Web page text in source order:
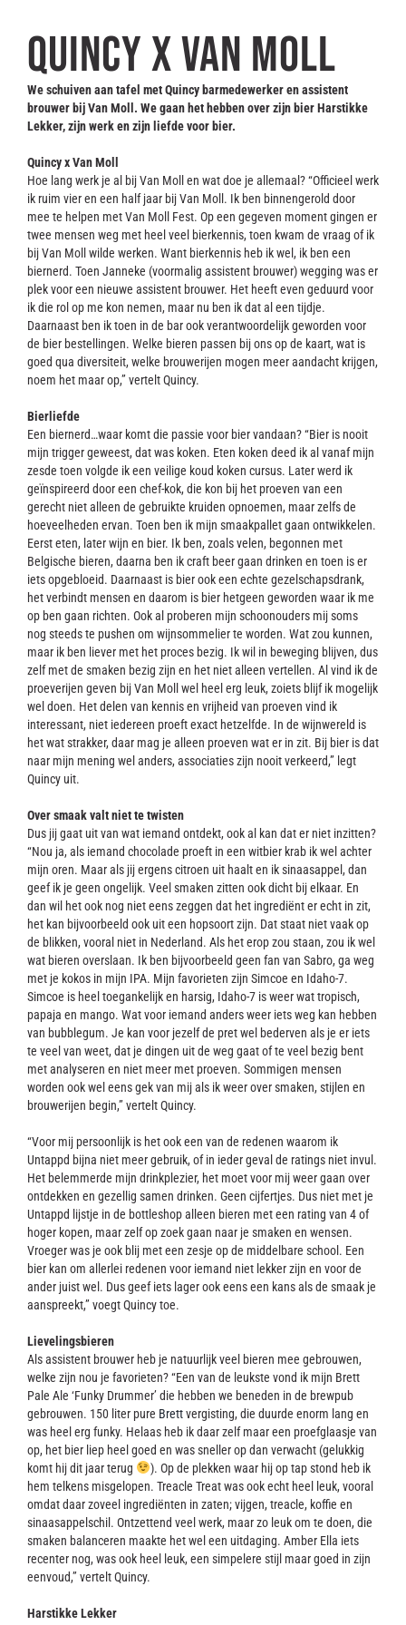
Quincy x Van Moll
We schuiven aan tafel met Quincy barmedewerker en assistent
brouwer bij Van Moll. We gaan het hebben over zijn bier Harstikke
Lekker, zijn werk en zijn liefde voor bier.
Quincy x Van Moll
Hoe lang werk je al bij Van Moll en wat doe je allemaal? “Officieel werk
ik ruim vier en een half jaar bij Van Moll. Ik ben binnengerold door
mee te helpen met Van Moll Fest. Op een gegeven moment gingen er
twee mensen weg met heel veel bierkennis, toen kwam de vraag of ik
bij Van Moll wilde werken. Want bierkennis heb ik wel, ik ben een
biernerd. Toen Janneke (voormalig assistent brouwer) wegging was er
plek voor een nieuwe assistent brouwer. Het heeft even geduurd voor
ik die rol op me kon nemen, maar nu ben ik dat al een tijdje.
Daarnaast ben ik toen in de bar ook verantwoordelijk geworden voor
de bier bestellingen. Welke bieren passen bij ons op de kaart, wat is
goed qua diversiteit, welke brouwerijen mogen meer aandacht krijgen,
noem het maar op,” vertelt Quincy.
Bierliefde
Een biernerd…waar komt die passie voor bier vandaan? “Bier is nooit
mijn trigger geweest, dat was koken. Eten koken deed ik al vanaf mijn
zesde toen volgde ik een veilige koud koken cursus. Later werd ik
geïnspireerd door een chef-kok, die kon bij het proeven van een
gerecht niet alleen de gebruikte kruiden opnoemen, maar zelfs de
hoeveelheden ervan. Toen ben ik mijn smaakpallet gaan ontwikkelen.
Eerst eten, later wijn en bier. Ik ben, zoals velen, begonnen met
Belgische bieren, daarna ben ik craft beer gaan drinken en toen is er
iets opgebloeid. Daarnaast is bier ook een echte gezelschapsdrank,
het verbindt mensen en daarom is bier hetgeen geworden waar ik me
op ben gaan richten. Ook al proberen mijn schoonouders mij soms
nog steeds te pushen om wijnsommelier te worden. Wat zou kunnen,
maar ik ben liever met het proces bezig. Ik wil in beweging blijven, dus
zelf met de smaken bezig zijn en het niet alleen vertellen. Al vind ik de
proeverijen geven bij Van Moll wel heel erg leuk, zoiets blijf ik mogelijk
wel doen. Het delen van kennis en vrijheid van proeven vind ik
interessant, niet iedereen proeft exact hetzelfde. In de wijnwereld is
het wat strakker, daar mag je alleen proeven wat er in zit. Bij bier is dat
naar mijn mening wel anders, associaties zijn nooit verkeerd,” legt
Quincy uit.
Over smaak valt niet te twisten
Dus jij gaat uit van wat iemand ontdekt, ook al kan dat er niet inzitten?
“Nou ja, als iemand chocolade proeft in een witbier krab ik wel achter
mijn oren. Maar als jij ergens citroen uit haalt en ik sinaasappel, dan
geef ik je geen ongelijk. Veel smaken zitten ook dicht bij elkaar. En
dan wil het ook nog niet eens zeggen dat het ingrediënt er echt in zit,
het kan bijvoorbeeld ook uit een hopsoort zijn. Dat staat niet vaak op
de blikken, vooral niet in Nederland. Als het erop zou staan, zou ik wel
wat bieren overslaan. Ik ben bijvoorbeeld geen fan van Sabro, ga weg
met je kokos in mijn IPA. Mijn favorieten zijn Simcoe en Idaho-7.
Simcoe is heel toegankelijk en harsig, Idaho-7 is weer wat tropisch,
papaja en mango. Wat voor iemand anders weer iets weg kan hebben
van bubblegum. Je kan voor jezelf de pret wel bederven als je er iets
te veel van weet, dat je dingen uit de weg gaat of te veel bezig bent
met analyseren en niet meer met proeven. Sommigen mensen
worden ook wel eens gek van mij als ik weer over smaken, stijlen en
brouwerijen begin,” vertelt Quincy.
“Voor mij persoonlijk is het ook een van de redenen waarom ik
Untappd bijna niet meer gebruik, of in ieder geval de ratings niet invul.
Het belemmerde mijn drinkplezier, het moet voor mij weer gaan over
ontdekken en gezellig samen drinken. Geen cijfertjes. Dus niet met je
Untappd lijstje in de bottleshop alleen bieren met een rating van 4 of
hoger kopen, maar zelf op zoek gaan naar je smaken en wensen.
Vroeger was je ook blij met een zesje op de middelbare school. Een
bier kan om allerlei redenen voor iemand niet lekker zijn en voor de
ander juist wel. Dus geef iets lager ook eens een kans als de smaak je
aanspreekt,” voegt Quincy toe.
Lievelingsbieren
Als assistent brouwer heb je natuurlijk veel bieren mee gebrouwen,
welke zijn nou je favorieten? “Een van de leukste vond ik mijn Brett
Pale Ale ‘Funky Drummer’ die hebben we beneden in de brewpub
gebrouwen. 150 liter pure Brettvergisting, die duurde enorm lang en
was heel erg funky. Helaas heb ik daar zelf maar een proefglaasje van
op, het bier liep heel goed en was sneller op dan verwacht (gelukkig
komt hij dit jaar terug
). Op de plekken waar hij op tap stond heb ik
hem telkens misgelopen. Treacle Treat was ook echt heel leuk, vooral
omdat daar zoveel ingrediënten in zaten; vijgen, treacle, koffie en
sinaasappelschil. Ontzettend veel werk, maar zo leuk om te doen, die
smaken balanceren maakte het wel een uitdaging. Amber Ella iets
recenter nog, was ook heel leuk, een simpelere stijl maar goed in zijn
eenvoud,” vertelt Quincy.
Harstikke Lekker